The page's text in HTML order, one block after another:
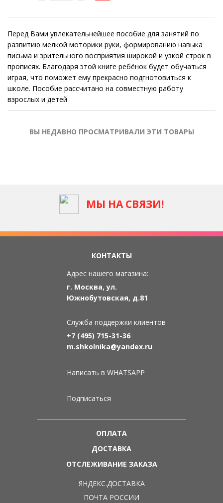
Перед Вами увлекательнейшее пособие для занятий по
развитию мелкой моторики руки, формированию навыка
письма и зрительного восприятия широкой и узкой строк в
прописях. Благодаря этой книге ребёнок будет обучаться
играя, что поможет ему прекрасно подгнотовиться к
школе. Пособие рассчитано на совместную работу
взрослых и детей
ВЫ НЕДАВНО ПРОСМАТРИВАЛИ ЭТИ ТОВАРЫ
МЫ НА СВЯЗИ!
КОНТАКТЫ
Адрес нашего магазина:
г. Москва, ул.
Южнобутовская, д.81
Служба поддержки клиентов
+7 (495) 715-31-36
m.shkolnika@yandex.ru
Написать в WHATSAPP
Подписаться
ОПЛАТА
ДОСТАВКА
ОТСЛЕЖИВАНИЕ ЗАКАЗА
ЯНДЕКС.ДОСТАВКА
ПОЧТА РОССИИ